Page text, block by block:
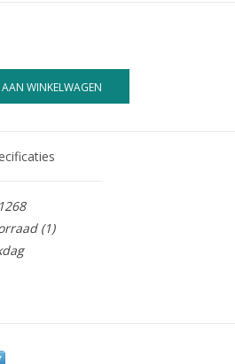
WINKELWAGEN
(1)